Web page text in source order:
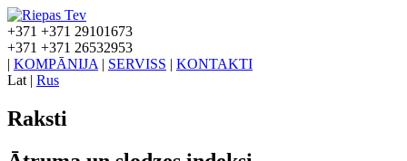
+371 +371 29101673
+371 +371 26532953
| KOMPĀNIJA | SERVISS | KONTAKTI
Lat | Rus
Raksti